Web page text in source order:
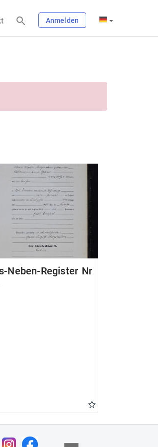
Anmelden
Neben-Register Nr